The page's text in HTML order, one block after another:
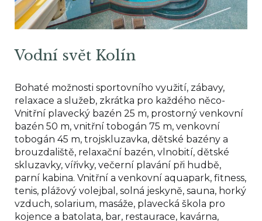
Vodní svět Kolín
Bohaté možnosti sportovního využití, zábavy,
relaxace a služeb, zkrátka pro každého něco-
Vnitřní plavecký bazén 25 m, prostorný venkovní
bazén 50 m, vnitřní tobogán 75 m, venkovní
tobogán 45 m, trojskluzavka, dětské bazény a
brouzdaliště, relaxační bazén, vlnobití, dětské
skluzavky, vířivky, večerní plavání při hudbě,
parní kabina. Vnitřní a venkovní aquapark, fitness,
tenis, plážový volejbal, solná jeskyně, sauna, horký
vzduch, solarium, masáže, plavecká škola pro
kojence a batolata, bar, restaurace, kavárna,